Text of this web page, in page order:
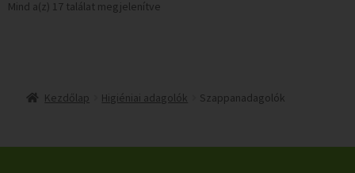
Mind a(z) 17 találat megjelenítve
Kezdőlap Higiéniai adagolók Szappanadagolók